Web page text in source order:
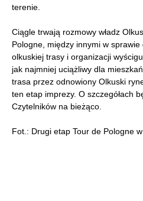
terenie.
Ciągle trwają rozmowy władz
Pologne, między innymi w sprawie
olkuskiej trasy i organizacji
jak najmniej uciążliwy dla
trasa przez odnowiony Olkuski
ten etap imprezy. O szczegółach
Czytelników na bieżąco.
Fot.: Drugi etap Tour de Pologne